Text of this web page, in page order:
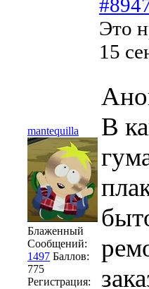
mantequilla
Блаженный
Сообщений:
1497 Баллов:
775
Регистрация:
Это
15
В